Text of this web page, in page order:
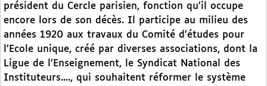
président du Cercle parisien, fonction qu’il occupe
encore lors de son décès. Il participe au milieu des
années 1920 aux travaux du Comité d’études pour
l’Ecole unique, créé par diverses associations, dont la
Ligue de l’Enseignement, le Syndicat National des
Instituteurs...., qui souhaitent réformer le système